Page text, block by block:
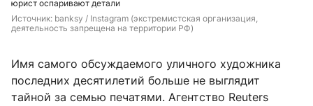
юрист оспаривают детали
Источник: banksy / Instagram (экстремистская организация,
деятельность запрещена на территории РФ)
Имя самого обсуждаемого уличного художника
последних десятилетий больше не выглядит
тайной за семью печатями. Агентство Reuters